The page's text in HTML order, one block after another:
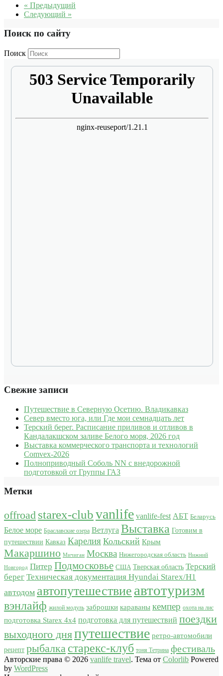
« Предыдущий
Следующий »
Поиск по сайту
Поиск
Свежие записи
Путешествие в Северную Осетию. Владикавказ
Север вместо юга, или Где мои семнадцать лет
Терский берег. Расписание приливов и отливов в
Кандалакшском заливе Белого моря, 2026 год
Выставка коммерческого транспорта и технологий
Comvex-2026
Полноприводный Соболь NN с внедорожной
подготовкой от Группы ГАЗ
Метки
offroad starex-clubvanlife vanlife-fest АБТ Беларусь
Белое море Браславские озера Ветлуга Выставка Готовим в
путешествии Кавказ Карелия Кольский Крым
Макаршино Мичиган Москва Нижегородская область Нижний
Новгород Питер Подмосковье США Тверская область Терский
берег Техническая документация Hyundai Starex/H1
автодом автопутешествие автотуризм
вэнлайф жилой модуль заброшки караваны кемпер охота на лис
подготовка Starex 4x4 подготовка для путешествий поездки
выходного дняпутешествие ретро-автомобили
рецепт рыбалка старекс-клуб тоня Тетрина фестиваль
Авторские права © 2026 vanlife travel. Тема от Colorlib Powered
by WordPress